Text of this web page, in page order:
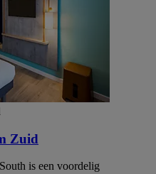
Zuid
is een voordelig